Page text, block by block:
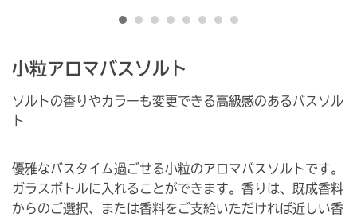
小粒アロマバスソルト
ソルトの香りやカラーも変更できる高級感のあるバスソル
ト
優雅なバスタイム過ごせる小粒のアロマバスソルトです。
ガラスボトルに入れることができます。香りは、既成香料
からのご選択、または香料をご支給いただければ近しい香